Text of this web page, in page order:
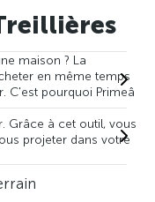
maison ? La
en même temps
C'est pourquoi Primeâ
Grâce à cet outil, vous
projeter dans votre